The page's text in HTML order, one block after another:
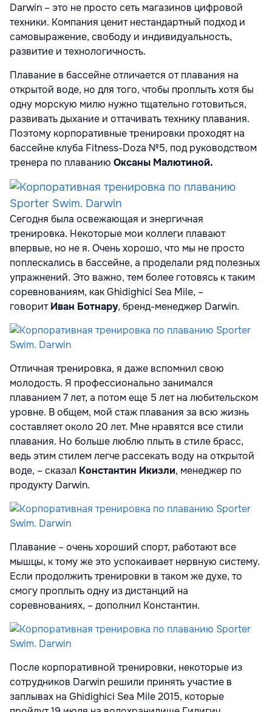
Darwin – это не просто сеть магазинов цифровой
техники. Компания ценит нестандартный подход и
самовыражение, свободу и индивидуальность,
развитие и технологичность.
Плавание в бассейне отличается от плавания на
открытой воде, но для того, чтобы проплыть хотя бы
одну морскую милю нужно тщательно готовиться,
развивать дыхание и оттачивать технику плавания.
Поэтому корпоративные тренировки проходят на
бассейне клуба Fitness-Doza №5, под руководством
тренера по плаванию Оксаны Малютиной.
Сегодня была освежающая и энергичная
тренировка. Некоторые мои коллеги плавают
впервые, но не я. Очень хорошо, что мы не просто
поплескались в бассейне, а проделали ряд полезных
упражнений. Это важно, тем более готовясь к таким
соревнованиям, как Ghidighici Sea Mile, –
говоритИван Ботнару, бренд-менеджер Darwin.
Отличная тренировка, я даже вспомнил свою
молодость. Я профессионально занимался
плаванием 7 лет, а потом еще 5 лет на любительском
уровне. В общем, мой стаж плавания за всю жизнь
составляет около 20 лет. Мне нравятся все стили
плавания. Но больше люблю плыть в стиле брасс,
ведь этим стилем легче рассекать воду на открытой
воде, – сказал Константин Икизли, менеджер по
продукту Darwin.
Плавание – очень хороший спорт, работают все
мышцы, к тому же это успокаивает нервную систему.
Если продолжить тренировки в таком же духе, то
смогу проплыть одну из дистанций на
соревнованиях, – дополнил Константин.
После корпоративной тренировки, некоторые из
сотрудников Darwin решили принять участие в
заплывах на Ghidighici Sea Mile 2015, которые